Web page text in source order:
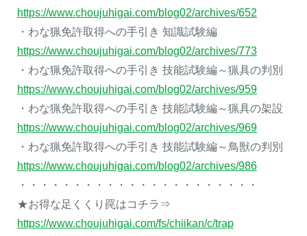
https://www.choujuhigai.com/blog02/archives/652
・わな猟免許取得への手引き 知識試験編
https://www.choujuhigai.com/blog02/archives/773
・わな猟免許取得への手引き 技能試験編～猟具の判別
https://www.choujuhigai.com/blog02/archives/959
・わな猟免許取得への手引き 技能試験編～猟具の架設
https://www.choujuhigai.com/blog02/archives/969
・わな猟免許取得への手引き 技能試験編～鳥獣の判別
https://www.choujuhigai.com/blog02/archives/986
・・・・・・・・・・・・・・・・・・・・・・
★お得な足くくり罠はコチラ⇒
https://www.choujuhigai.com/fs/chiikan/c/trap